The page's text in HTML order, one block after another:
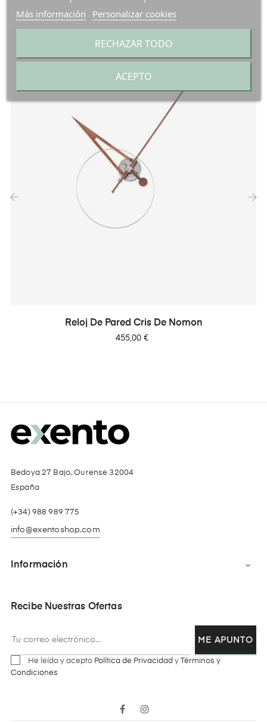
Reloj De Pared Cris De Nomon
Precio
455,00 €
Bedoya 27 Bajo, Ourense 32004
España
(+34) 988 989 775
info@exentoshop.com
Información 
Recibe Nuestras Ofertas
ME APUNTO
He leído y acepto Política de Privacidad y
Términos y
Condiciones
Facebook
Más información Personalizar cookies
RECHAZAR TODO
ACEPTO